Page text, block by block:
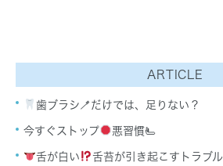
ARTICLE
歯ブラシ🪥だけでは、足りない？
今すぐストップ 悪習慣🫷
舌が白い 舌苔が引き起こすトラブル